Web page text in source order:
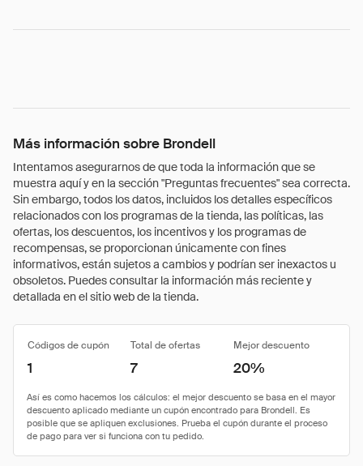
Más información sobre Brondell
Intentamos asegurarnos de que toda la información que se
muestra aquí y en la sección "Preguntas frecuentes" sea correcta.
Sin embargo, todos los datos, incluidos los detalles específicos
relacionados con los programas de la tienda, las políticas, las
ofertas, los descuentos, los incentivos y los programas de
recompensas, se proporcionan únicamente con fines
informativos, están sujetos a cambios y podrían ser inexactos u
obsoletos. Puedes consultar la información más reciente y
detallada en el sitio web de la tienda.
Códigos de cupón Total de ofertas Mejor descuento
1 7 20%